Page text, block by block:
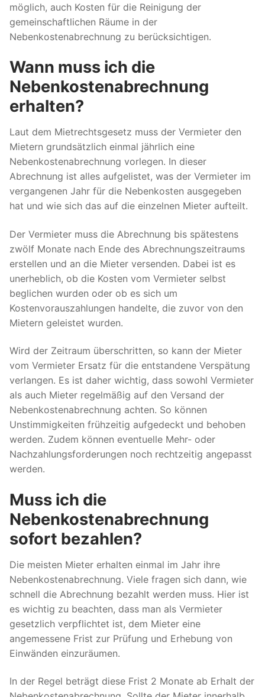
möglich, auch Kosten für die Reinigung der
gemeinschaftlichen Räume in der
Nebenkostenabrechnung zu berücksichtigen.
Wann muss ich die
Nebenkostenabrechnung
erhalten?
Laut dem Mietrechtsgesetz muss der Vermieter den
Mietern grundsätzlich einmal jährlich eine
Nebenkostenabrechnung vorlegen. In dieser
Abrechnung ist alles aufgelistet, was der Vermieter im
vergangenen Jahr für die Nebenkosten ausgegeben
hat und wie sich das auf die einzelnen Mieter aufteilt.
Der Vermieter muss die Abrechnung bis spätestens
zwölf Monate nach Ende des Abrechnungszeitraums
erstellen und an die Mieter versenden. Dabei ist es
unerheblich, ob die Kosten vom Vermieter selbst
beglichen wurden oder ob es sich um
Kostenvorauszahlungen handelte, die zuvor von den
Mietern geleistet wurden.
Wird der Zeitraum überschritten, so kann der Mieter
vom Vermieter Ersatz für die entstandene Verspätung
verlangen. Es ist daher wichtig, dass sowohl Vermieter
als auch Mieter regelmäßig auf den Versand der
Nebenkostenabrechnung achten. So können
Unstimmigkeiten frühzeitig aufgedeckt und behoben
werden. Zudem können eventuelle Mehr- oder
Nachzahlungsforderungen noch rechtzeitig angepasst
werden.
Muss ich die
Nebenkostenabrechnung
sofort bezahlen?
Die meisten Mieter erhalten einmal im Jahr ihre
Nebenkostenabrechnung. Viele fragen sich dann, wie
schnell die Abrechnung bezahlt werden muss. Hier ist
es wichtig zu beachten, dass man als Vermieter
gesetzlich verpflichtet ist, dem Mieter eine
angemessene Frist zur Prüfung und Erhebung von
Einwänden einzuräumen.
In der Regel beträgt diese Frist 2 Monate ab Erhalt der